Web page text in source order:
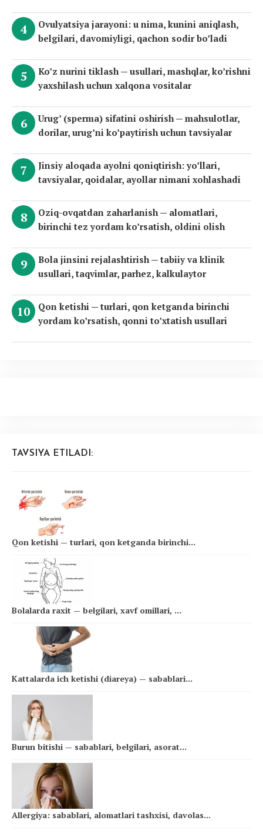
Ovulyatsiya jarayoni: u nima, kunini aniqlash,
belgilari, davomiyligi, qachon sodir bo’ladi
Ko’z nurini tiklash — usullari, mashqlar, ko’rishni
yaxshilash uchun xalqona vositalar
Urug’ (sperma) sifatini oshirish — mahsulotlar,
dorilar, urug’ni ko’paytirish uchun tavsiyalar
Jinsiy aloqada ayolni qoniqtirish: yo’llari,
tavsiyalar, qoidalar, ayollar nimani xohlashadi
Oziq-ovqatdan zaharlanish — alomatlari,
birinchi tez yordam ko’rsatish, oldini olish
Bola jinsini rejalashtirish — tabiiy va klinik
usullari, taqvimlar, parhez, kalkulaytor
Qon ketishi — turlari, qon ketganda birinchi
yordam ko’rsatish, qonni to’xtatish usullari
TAVSIYA ETILADI:
Qon ketishi — turlari, qon ketganda birinchi...
Bolalarda raxit — belgilari, xavf omillari, ...
Kattalarda ich ketishi (diareya) — sabablari...
Burun bitishi — sabablari, belgilari, asorat...
Allergiya: sabablari, alomatlari tashxisi, davolas...